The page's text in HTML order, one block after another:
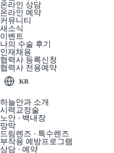
온라인 상담
온라인 예약
커뮤니티
새소식
이벤트
나의 수술 후기
인재채용
협력사 등록신청
협력사 전용예약
KR
하늘안과 소개
시력교정술
노안 · 백내장
망막
드림렌즈 · 특수렌즈
부작용 예방프로그램
상담 · 예약